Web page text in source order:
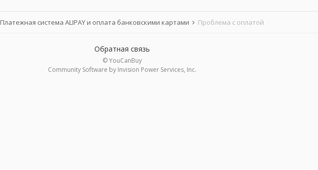
Платежная система ALIPAY и оплата банковскими картами Проблема с оплатой
Обратная связь
© YouCanBuy
Community Software by Invision Power Services, Inc.